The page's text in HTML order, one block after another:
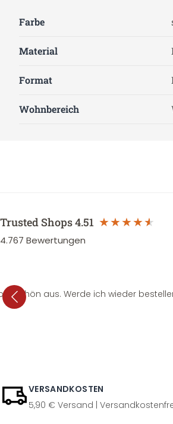
Farbe
Material
Format
Wohnbereich
Trusted Shops4.51
4.767 Bewertungen
schön aus. Werde ich wieder
VERSANDKOSTEN
5,90 € Versand |